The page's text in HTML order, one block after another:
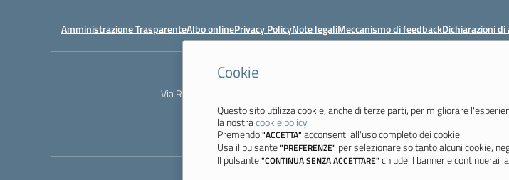
Cookie
Questo sito utilizza cookie, anche di terze parti, per migliorare
la nostracookie policy.
Premendo"ACCETTA" acconsenti all'uso completo dei cookie.
Usa il pulsante"PREFERENZE" per selezionare soltanto alcuni cookie,
Il pulsante"CONTINUA SENZA ACCETTARE" chiude il banner e continuerai
Amministrazione TrasparenteAlbo onlinePrivacy PolicyNote legaliMeccanismo di feedbackDichiarazioni
Via Resistenza, 800 - 41058 Vignola (MO) - Tel. 059 771195 - Fax 059 764354 -
Codice meccanografico:
Ultimo aggiornamento: Lunedì, 3